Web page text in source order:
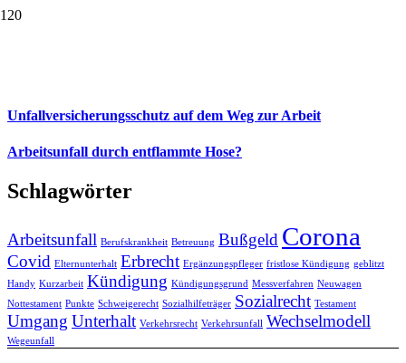
Unfallversicherungsschutz auf dem Weg zur Arbeit
Arbeitsunfall durch entflammte Hose?
Schlagwörter
Arbeitsunfall Berufskrankheit Betreuung Bußgeld Corona
Covid Elternunterhalt Erbrecht Ergänzungspfleger fristlose Kündigung geblitzt
Handy Kurzarbeit Kündigung Kündigungsgrund Messverfahren Neuwagen
Nottestament Punkte Schweigerecht Sozialhilfeträger Sozialrecht Testament
Umgang Unterhalt Verkehrsrecht Verkehrsunfall Wechselmodell
Wegeunfall